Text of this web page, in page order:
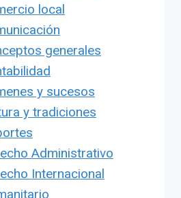
local
generales
y sucesos
y tradiciones
Administrativo
Internacional